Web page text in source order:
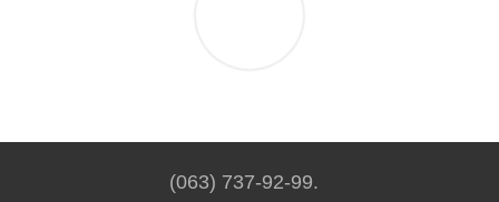
(063) 737-92-99.